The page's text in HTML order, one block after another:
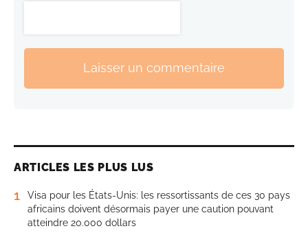
Laisser un commentaire
ARTICLES LES PLUS LUS
1
Visa pour les États-Unis: les ressortissants de ces 30 pays
africains doivent désormais payer une caution pouvant
atteindre 20.000 dollars